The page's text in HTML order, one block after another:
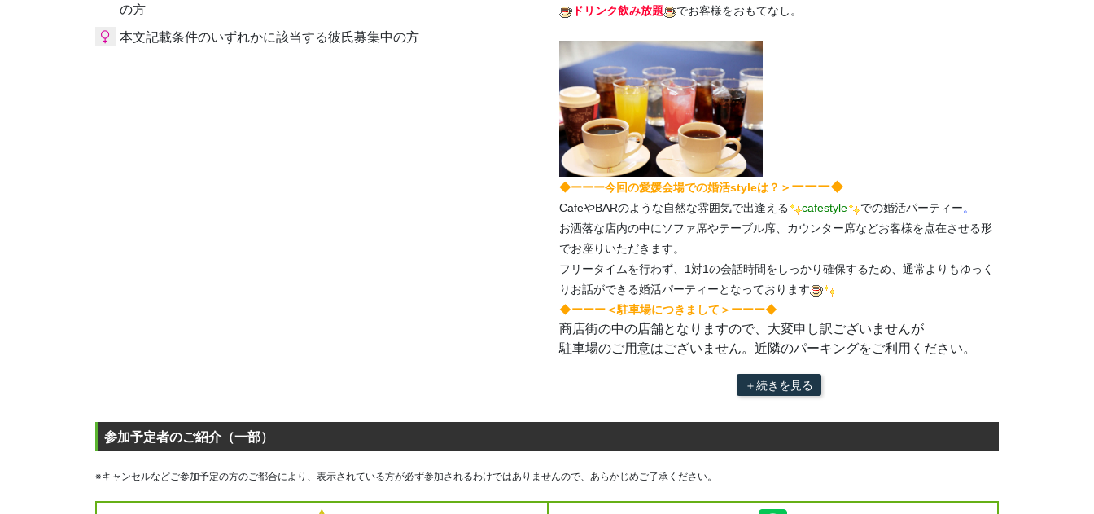
の方
本文記載条件のいずれかに該当する彼氏募集中の方
ドリンク飲み放題
でお客様をおもてなし。
◆ーーー今回の愛媛会場での婚活styleは？＞ ーーー◆
CafeやBARのような自然な雰囲気で出逢える cafestyle での婚活パーティー。
お洒落な店内の中にソファ席やテーブル席、カウンター席などお客様を点在させる形
でお座りいただきます。
フリータイムを行わず、1対1の会話時間をしっかり確保するため、通常よりもゆっく
りお話ができる婚活パーティーとなっております
◆ーーー＜駐車場につきまして＞ーーー◆
商店街の中の店舗となりますので、大変申し訳ございませんが
駐車場のご用意はございません。近隣のパーキングをご利用ください。
＋続きを見る
参加予定者のご紹介（一部）
※キャンセルなどご参加予定の方のご都合により、表示されている方が必ず参加されるわけではありませんので、あらかじめご了承ください。